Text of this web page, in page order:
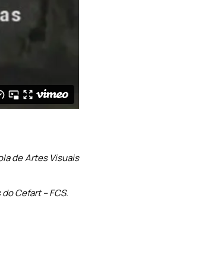
de Artes Visuais
Cefart – FCS.